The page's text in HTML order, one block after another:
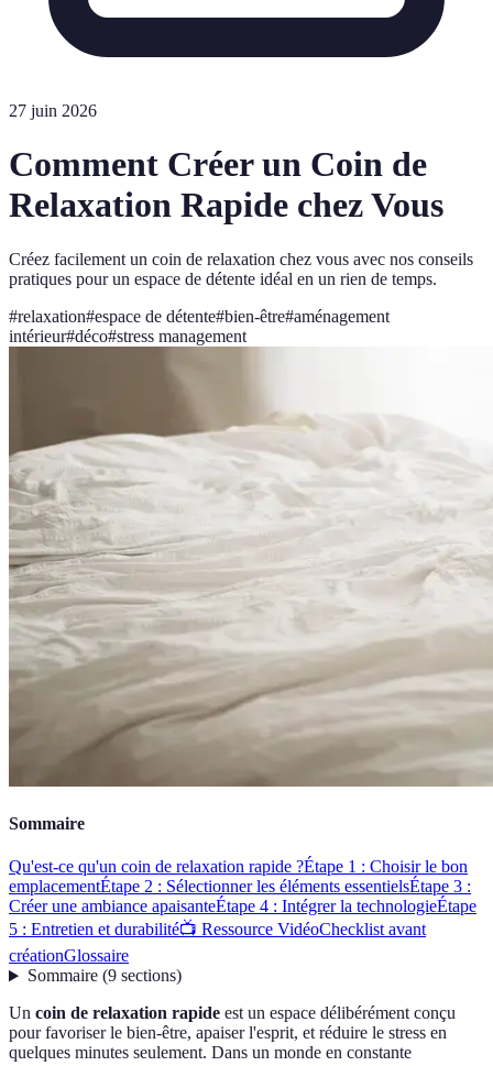
27 juin 2026
Comment Créer un Coin de
Relaxation Rapide chez Vous
Créez facilement un coin de relaxation chez vous avec nos conseils
pratiques pour un espace de détente idéal en un rien de temps.
#relaxation#espace de détente#bien-être#aménagement
intérieur#déco#stress management
Sommaire
Qu'est-ce qu'un coin de relaxation rapide ?Étape 1 : Choisir le bon
emplacementÉtape 2 : Sélectionner les éléments essentielsÉtape 3 :
Créer une ambiance apaisanteÉtape 4 : Intégrer la technologieÉtape
5 : Entretien et durabilité📺 Ressource VidéoChecklist avant
créationGlossaire
Sommaire(9 sections)
Un coin de relaxation rapide est un espace délibérément conçu
pour favoriser le bien-être, apaiser l'esprit, et réduire le stress en
quelques minutes seulement. Dans un monde en constante